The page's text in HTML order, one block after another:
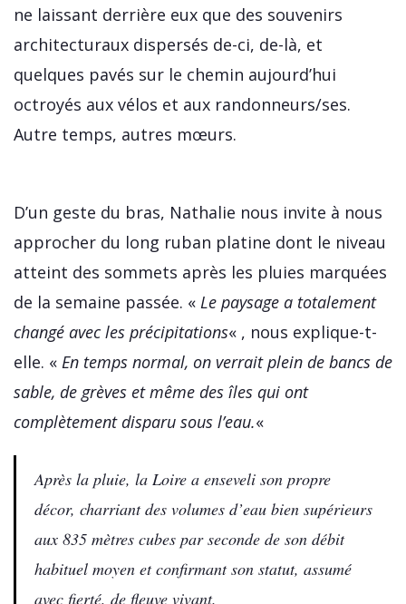
ne laissant derrière eux que des souvenirs
architecturaux dispersés de-ci, de-là, et
quelques pavés sur le chemin aujourd’hui
octroyés aux vélos et aux randonneurs/ses.
Autre temps, autres mœurs.
D’un geste du bras, Nathalie nous invite à nous
approcher du long ruban platine dont le niveau
atteint des sommets après les pluies marquées
de la semaine passée. « Le paysage a totalement
changé avec les précipitations« , nous explique-t-
elle. « En temps normal, on verrait plein de bancs de
sable, de grèves et même des îles qui ont
complètement disparu sous l’eau.«
Après la pluie, la Loire a enseveli son propre
décor, charriant des volumes d’eau bien supérieurs
aux 835 mètres cubes par seconde de son débit
habituel moyen et confirmant son statut, assumé
avec fierté, de fleuve vivant.